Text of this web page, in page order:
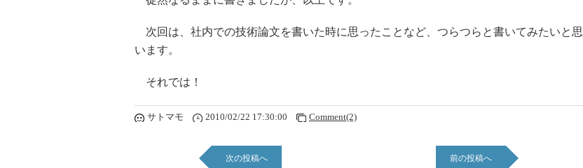
次回は、社内での技術論文を書いた時に思ったことなど、つらつらと書いてみたいと思
います。
それでは！
サトマモ 2010/02/22 17:30:00 Comment(2)
次の投稿へ 前の投稿へ